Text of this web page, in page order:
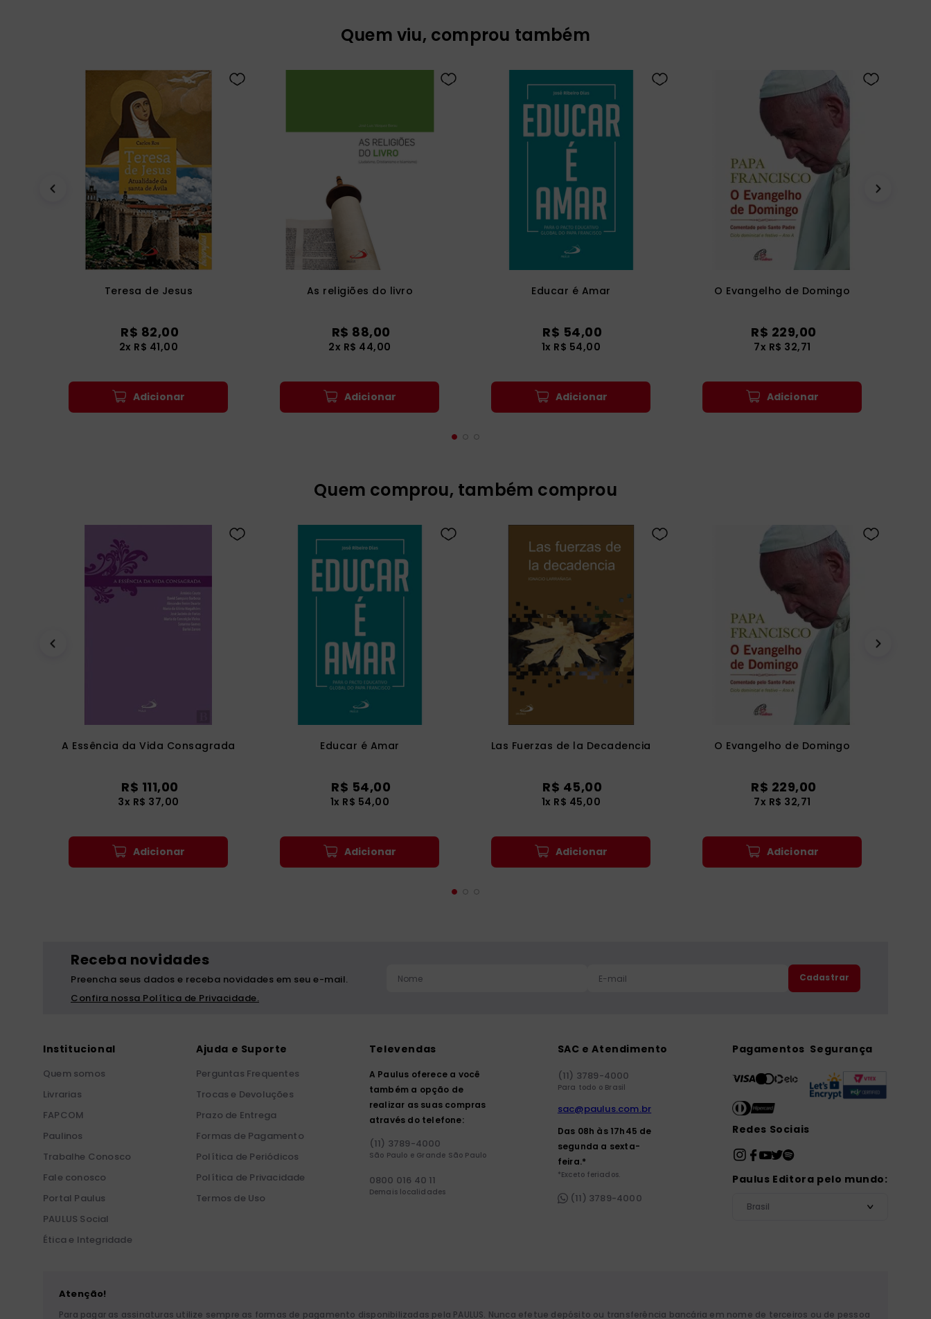
Quem viu, comprou também
Teresa de Jesus
R$ 82,00
2x R$ 41,00
Adicionar
As religiões do livro
R$ 88,00
2x R$ 44,00
Adicionar
Educar é Amar
R$ 54,00
1x R$ 54,00
Adicionar
O Evangelho de Domingo
R$ 229,00
7x R$ 32,71
Adicionar
Quem comprou, também comprou
A Essência da Vida Consagrada
R$ 111,00
3x R$ 37,00
Adicionar
Educar é Amar
R$ 54,00
1x R$ 54,00
Adicionar
Las Fuerzas de la Decadencia
R$ 45,00
1x R$ 45,00
Adicionar
O Evangelho de Domingo
R$ 229,00
7x R$ 32,71
Adicionar
Receba novidades
Preencha seus dados e receba novidades em seu e-mail.
Confira nossa Política de Privacidade.
Cadastrar
Institucional
Quem somos
Livrarias
FAPCOM
Paulinos
Trabalhe Conosco
Fale conosco
Portal Paulus
PAULUS Social
Ética e Integridade
Ajuda e Suporte
Perguntas Frequentes
Trocas e Devoluções
Prazo de Entrega
Formas de Pagamento
Política de Periódicos
Política de Privacidade
Termos de Uso
Televendas
A Paulus oferece a você
também a opção de
realizar as suas compras
através do telefone:
(11) 3789-4000
São Paulo e Grande São Paulo
0800 016 40 11
Demais localidades
SAC e Atendimento
(11) 3789-4000
Para todo o Brasil
sac@paulus.com.br
Das 08h às 17h45 de
segunda a sexta-
feira.*
*Exceto feriados.
(11) 3789-4000
Pagamentos Segurança
Redes Sociais
Paulus Editora pelo mundo:
Brasil
Atenção!
Para pagar as assinaturas utilize sempre as formas de pagamento disponibilizadas pela PAULUS. Nunca efetue depósito ou transferência bancária em nome de terceiros ou de pessoa